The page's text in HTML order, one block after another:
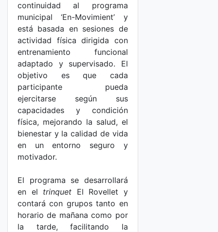
continuidad al programa
municipal ‘En-Movimient’ y
está basada en sesiones de
actividad física dirigida con
entrenamiento funcional
adaptado y supervisado. El
objetivo es que cada
participante pueda
ejercitarse según sus
capacidades y condición
física, mejorando la salud, el
bienestar y la calidad de vida
en un entorno seguro y
motivador.
El programa se desarrollará
en el trinquet El Rovellet y
contará con grupos tanto en
horario de mañana como por
la tarde, facilitando la